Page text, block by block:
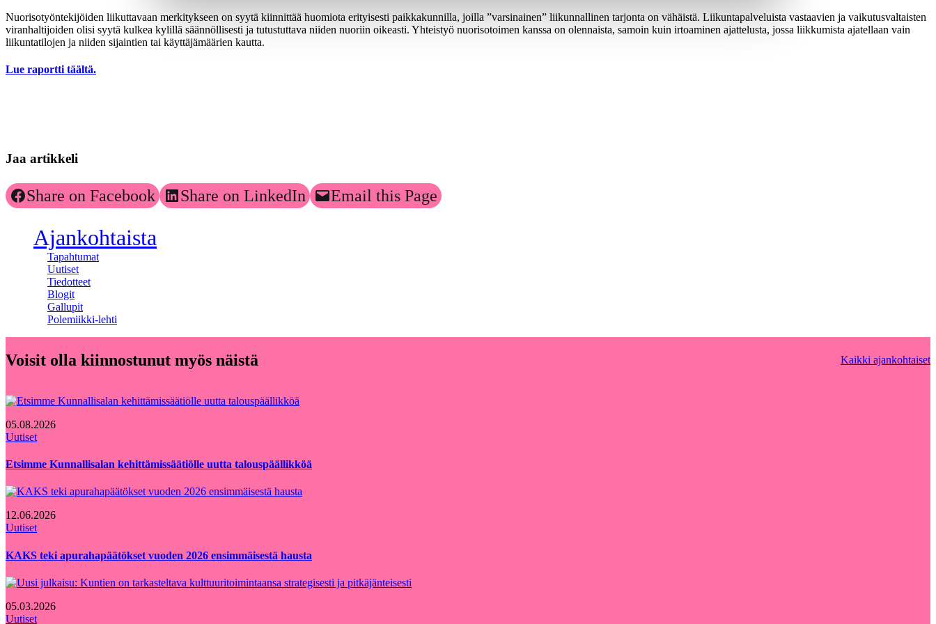
Nuorisotyöntekijöiden liikuttavaan merkitykseen on syytä kiinnittää huomiota erityisesti paikkakunnilla, joilla ”varsinainen” liikunnallinen tarjonta on vähäistä. Liikuntapalveluista vastaavien ja vaikutusvaltaisten
viranhaltijoiden olisi syytä kulkea kylillä säännöllisesti ja tutustuttava niiden nuoriin oikeasti. Yhteistyö nuorisotoimen kanssa on olennaista, samoin kuin irtoaminen ajattelusta, jossa liikkumista ajatellaan vain
liikuntatilojen ja niiden sijaintien tai käyttäjämäärien kautta.
Lue raportti täältä.
Jaa artikkeli
Share on Facebook Share on LinkedIn Email this Page
Ajankohtaista
Tapahtumat
Uutiset
Tiedotteet
Blogit
Gallupit
Polemiikki-lehti
Voisit olla kiinnostunut myös näistä Kaikki ajankohtaiset
05.08.2026
Uutiset
Etsimme Kunnallisalan kehittämissäätiölle uutta talouspäällikköä
12.06.2026
Uutiset
KAKS teki apurahapäätökset vuoden 2026 ensimmäisestä hausta
05.03.2026
Uutiset